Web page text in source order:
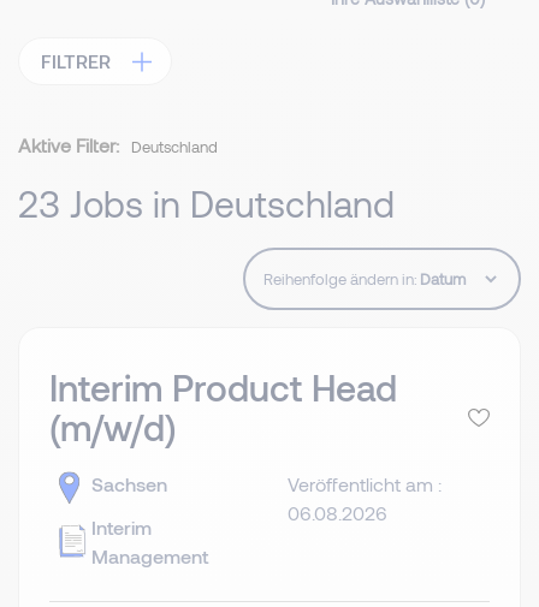
FILTRER
Aktive Filter: Deutschland
23 Jobs in Deutschland
Reihenfolge ändern in:
Interim Product Head
(m/w/d)
Sachsen
Interim
Management
Veröffentlicht am :
06.08.2026